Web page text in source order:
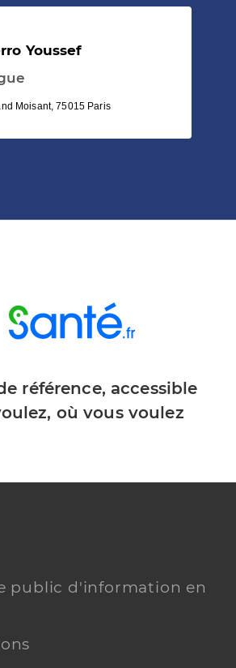
Youssef
Moisant, 75015 Paris
référence, accessible
où vous voulez
public d'information en